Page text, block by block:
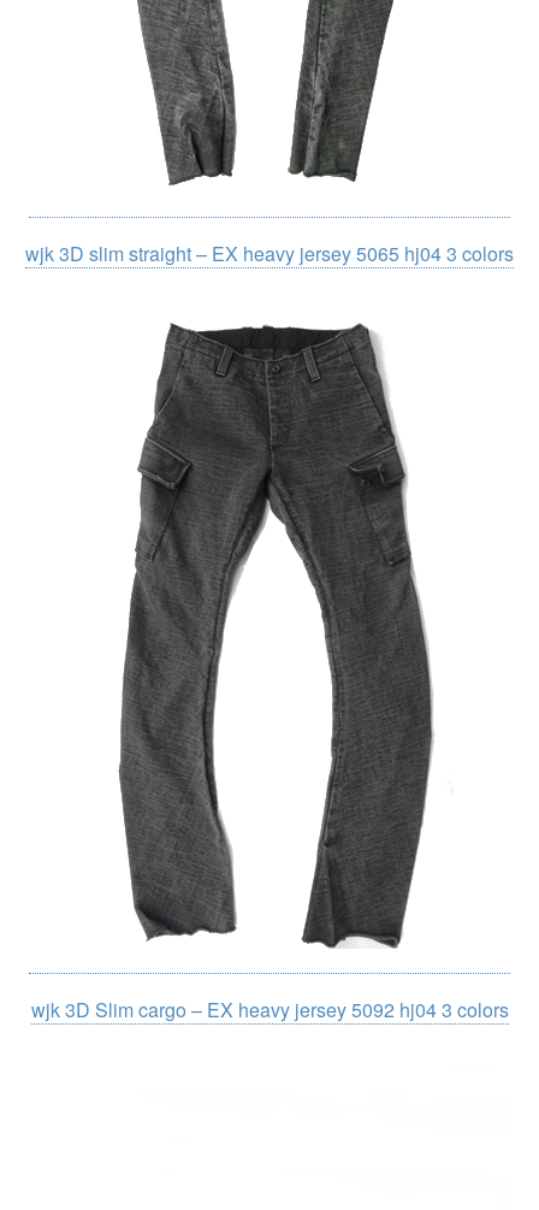
wjk 3D slim straight – EX heavy jersey 5065 hj04 3 colors
wjk 3D Slim cargo – EX heavy jersey 5092 hj04 3 colors